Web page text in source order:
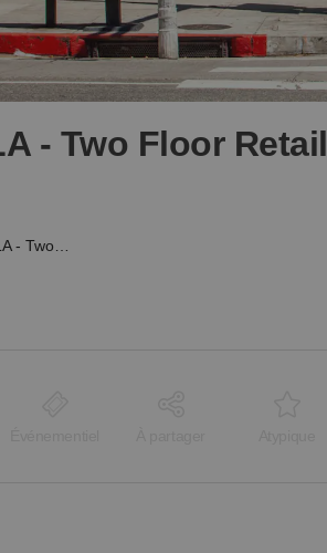
- Two Floor Retail